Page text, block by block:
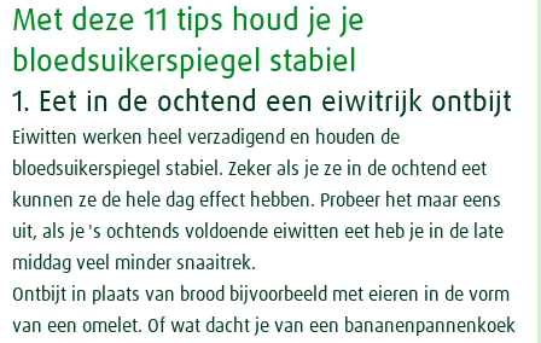
Met deze 11 tips houd je je
bloedsuikerspiegel stabiel
1. Eet in de ochtend een eiwitrijk ontbijt
Eiwitten werken heel verzadigend en houden de
bloedsuikerspiegel stabiel. Zeker als je ze in de ochtend eet
kunnen ze de hele dag effect hebben. Probeer het maar eens
uit, als je 's ochtends voldoende eiwitten eet heb je in de late
middag veel minder snaaitrek.
Ontbijt in plaats van brood bijvoorbeeld met eieren in de vorm
van een omelet. Of wat dacht je van een bananenpannenkoek